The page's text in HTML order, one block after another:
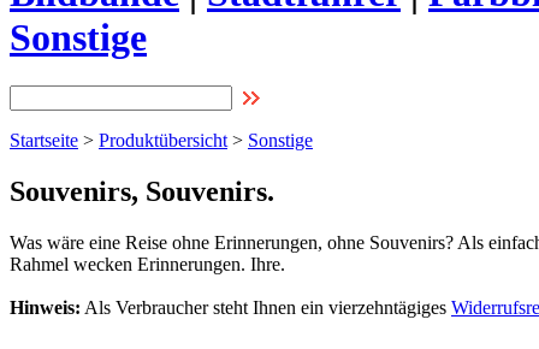
Sonstige
Startseite > Produktübersicht > Sonstige
Souvenirs, Souvenirs.
Was wäre eine Reise ohne Erinnerungen, ohne Souvenirs? Als
Rahmel wecken Erinnerungen. Ihre.
Hinweis: Als Verbraucher steht Ihnen ein vierzehntägiges